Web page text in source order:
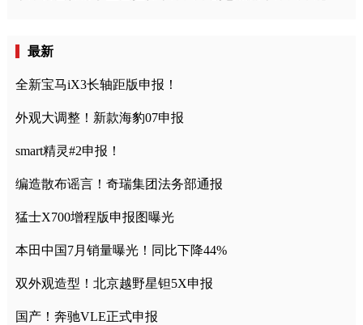
最新
全新宝马iX3长轴距版申报！
外观大调整！新款海豹07申报
smart精灵#2申报！
编造散布谣言！奇瑞集团法务部通报
猛士X700增程版申报图曝光
本田中国7月销量曝光！同比下降44%
双外观造型！北京越野星钽5X申报
国产！奔驰VLE正式申报